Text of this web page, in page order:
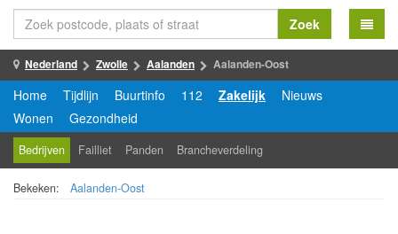
Zoek
Nederland Zwolle Aalanden Aalanden-Oost
Home Tijdlijn Buurtinfo 112 Zakelijk
Nieuws
Wonen
Gezondheid
Bedrijven Failliet Panden Brancheverdeling
Bekeken: Aalanden-Oost